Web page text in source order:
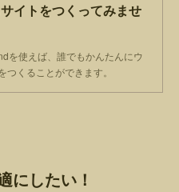
イトをつくってみませ
を使えば、誰でもかんたんにウ
つくることができます。
にしたい！